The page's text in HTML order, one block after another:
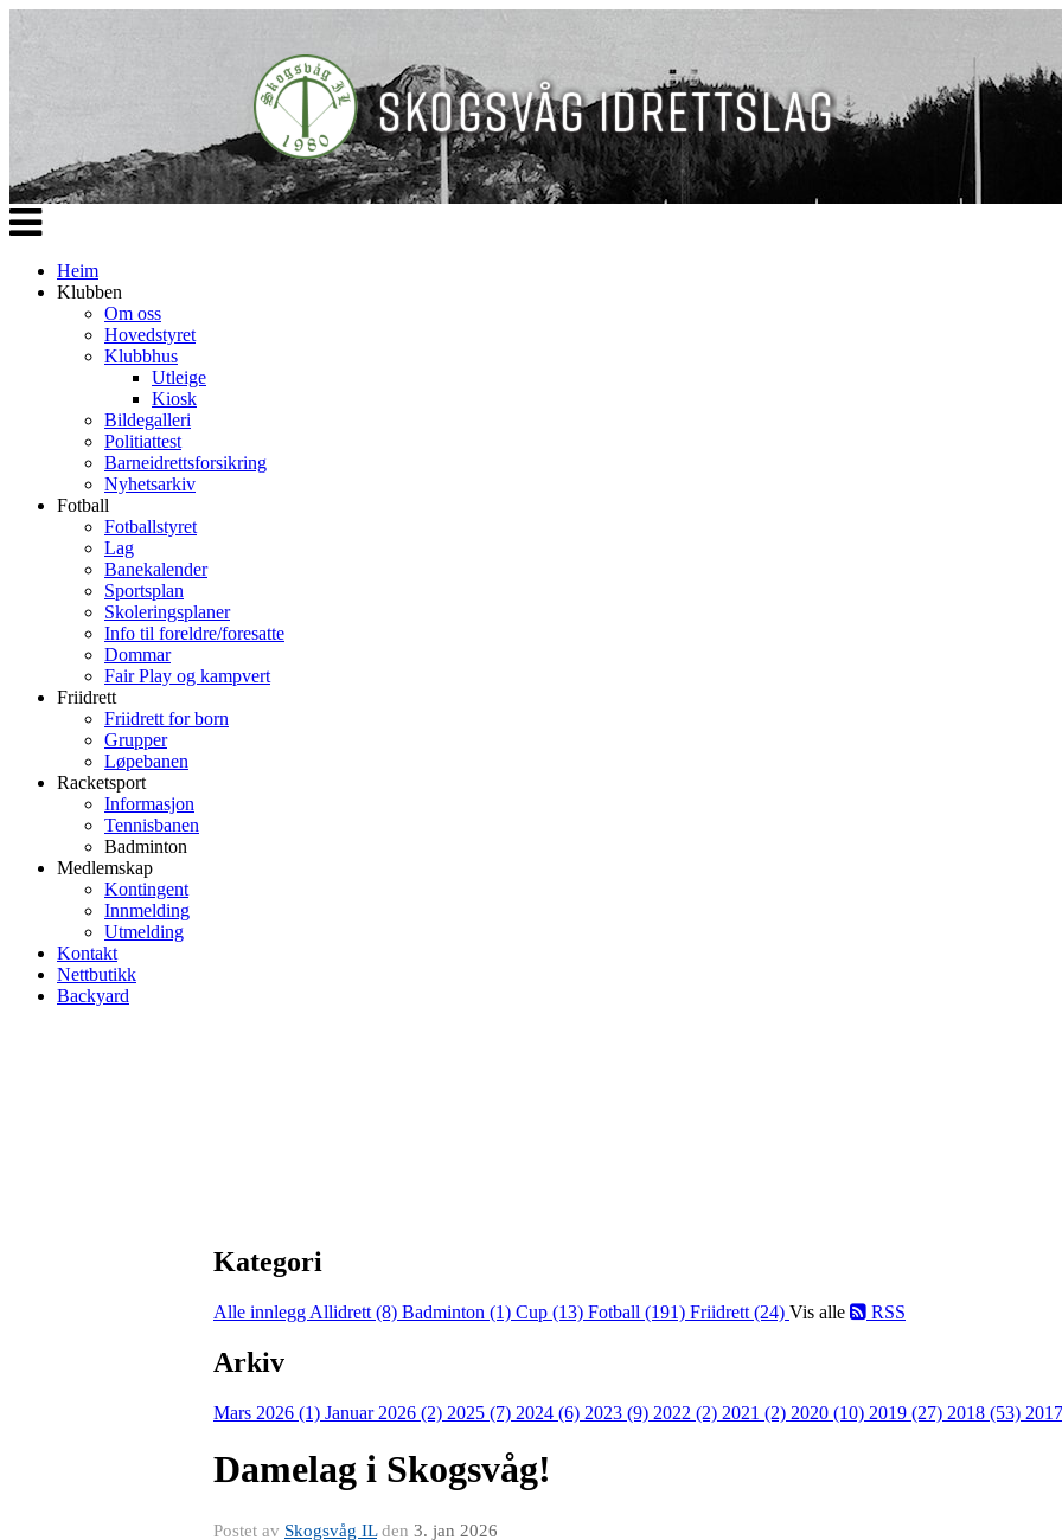
Veksle
navigasjon
Heim
Klubben
Om oss
Hovedstyret
Klubbhus
Utleige
Kiosk
Bildegalleri
Politiattest
Barneidrettsforsikring
Nyhetsarkiv
Fotball
Fotballstyret
Lag
Banekalender
Sportsplan
Skoleringsplaner
Info til foreldre/foresatte
Dommar
Fair Play og kampvert
Friidrett
Friidrett for born
Grupper
Løpebanen
Racketsport
Informasjon
Tennisbanen
Badminton
Medlemskap
Kontingent
Innmelding
Utmelding
Kontakt
Nettbutikk
Backyard
Kategori
Alle innlegg Allidrett (8) Badminton (1) Cup (13) Fotball (191) Friidrett (24) Vis alle RSS
Arkiv
Mars 2026 (1) Januar 2026 (2) 2025 (7) 2024 (6) 2023 (9) 2022 (2) 2021 (2) 2020 (10) 2019 (27) 2018 (53)
Damelag i Skogsvåg!
Postet av Skogsvåg ILden 3. jan 2026